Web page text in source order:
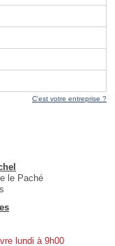
C'est votre entreprise ?
le Paché
lundi à 9h00